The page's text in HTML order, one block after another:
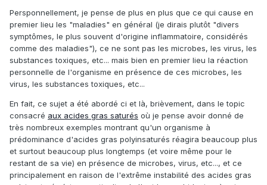
Persponnellement, je pense de plus en plus que ce qui cause en
premier lieu les "maladies" en général (je dirais plutôt "divers
symptômes, le plus souvent d'origine inflammatoire, considérés
comme des maladies"), ce ne sont pas les microbes, les virus, les
substances toxiques, etc... mais bien en premier lieu la réaction
personnelle de l'organisme en présence de ces microbes, les
virus, les substances toxiques, etc...
En fait, ce sujet a été abordé ci et là, brièvement, dans le topic
consacré aux acides gras saturés où je pense avoir donné de
très nombreux exemples montrant qu'un organisme à
prédominance d'acides gras polyinsaturés réagira beaucoup plus
et surtout beaucoup plus longtemps (et voire même pour le
restant de sa vie) en présence de microbes, virus, etc..., et ce
principalement en raison de l'extrême instabilité des acides gras